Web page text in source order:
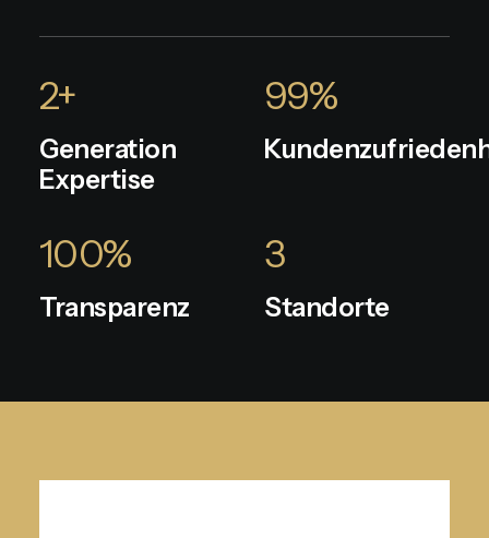
2+
Generation
Expertise
99%
100%
Transparenz
3
Standorte